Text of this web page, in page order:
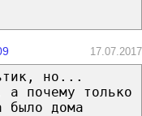
17.07.2017
но...
а почему только
было дома